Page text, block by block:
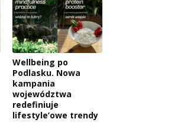
Wellbeing po
Podlasku. Nowa
kampania
województwa
redefiniuje
lifestyle’owe trendy